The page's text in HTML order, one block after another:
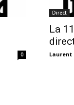
0
Direct
La
Laurent